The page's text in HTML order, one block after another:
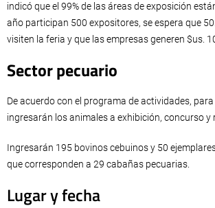
indicó que el 99% de las áreas de exposición
año participan 500 expositores, se espera que
visiten la feria y que las empresas generen $us.
Sector pecuario
De acuerdo con el programa de actividades,
ingresarán los animales a exhibición, concurso y
Ingresarán 195 bovinos cebuinos y 50
que corresponden a 29 cabañas pecuarias.
Lugar y fecha